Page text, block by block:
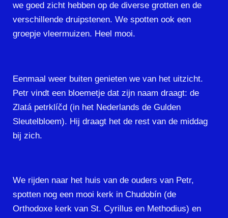
we goed zicht hebben op de diverse grotten en de
verschillende druipstenen. We spotten ook een
groepje vleermuizen. Heel mooi.
Eenmaal weer buiten genieten we van het uitzicht.
Petr vindt een bloemetje dat zijn naam draagt: de
Zlatá petrklíčd (in het Nederlands de Gulden
Sleutelbloem). Hij draagt het de rest van de middag
bij zich.
We rijden naar het huis van de ouders van Petr,
spotten nog een mooi kerk in Chudobín (de
Orthodoxe kerk van St. Cyrillus en Methodius) en